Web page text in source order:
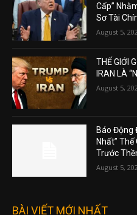
Cấp”
Sơ Tài
August 5,
THẾ GIỚI
IRAN LÀ
August 5,
Báo Động
Nhất”
Trước
August 5,
BÀI VIẾT MỚI NHẤT